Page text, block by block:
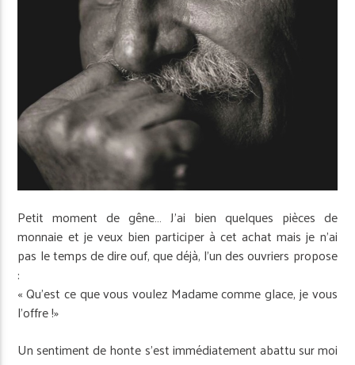
Petit moment de gêne… J’ai bien quelques pièces de
monnaie et je veux bien participer à cet achat mais je n’ai
pas le temps de dire ouf, que déjà, l’un des ouvriers propose
:
« Qu’est ce que vous voulez Madame comme glace, je vous
l’offre !»
Un sentiment de honte s’est immédiatement abattu sur moi